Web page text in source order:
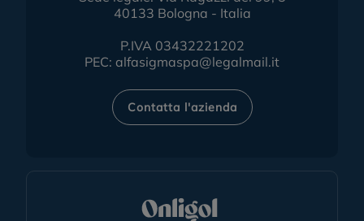
40133 Bologna - Italia
P.IVA 03432221202
PEC: alfasigmaspa@legalmail.it
Contatta l'azienda